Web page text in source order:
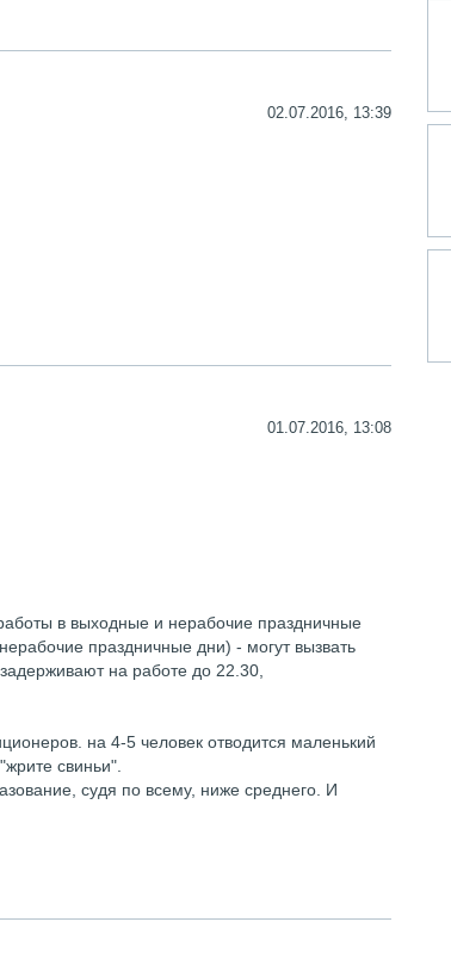
02.07.2016, 13:39
01.07.2016, 13:08
в выходные и нерабочие праздничные
праздничные дни) - могут вызвать
на работе до 22.30,
на 4-5 человек отводится маленький
свиньи".
судя по всему, ниже среднего. И